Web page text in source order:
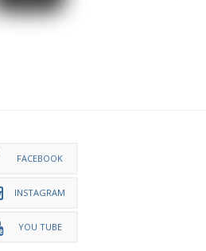
FACEBOOK
INSTAGRAM
YOU TUBE